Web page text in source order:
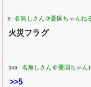
5:
火災フラグ
349:
>>5